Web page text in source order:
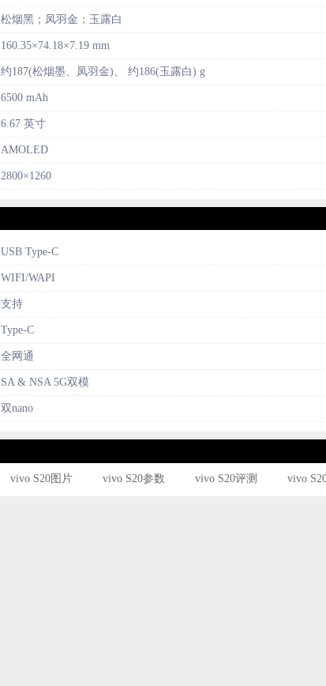
松烟黑；凤羽金；玉露白
160.35×74.18×7.19 mm
约187(松烟墨、凤羽金)、 约186(玉露白) g
6500 mAh
6.67 英寸
AMOLED
2800×1260
USB Type-C
WIFI/WAPI
支持
Type-C
全网通
SA & NSA 5G双模
双nano
vivo S20图片 vivo S20参数 vivo S20评测 vivo